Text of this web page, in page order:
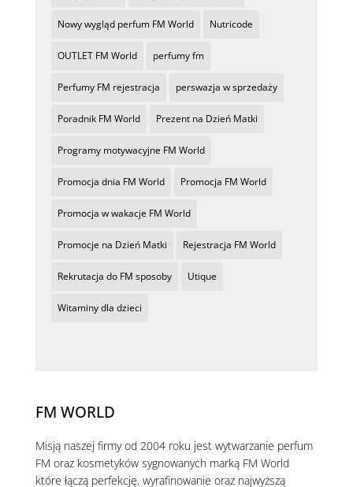
Nowy wygląd perfum FM World Nutricode
OUTLET FM World perfumy fm
Perfumy FM rejestracja perswazja w sprzedaży
Poradnik FM World Prezent na Dzień Matki
Programy motywacyjne FM World
Promocja dnia FM World Promocja FM World
Promocja w wakacje FM World
Promocje na Dzień Matki Rejestracja FM World
Rekrutacja do FM sposoby Utique
Witaminy dla dzieci
FM WORLD
Misją naszej firmy od 2004 roku jest wytwarzanie perfum
FM oraz kosmetyków sygnowanych marką FM World
które łączą perfekcję, wyrafinowanie oraz najwyższą